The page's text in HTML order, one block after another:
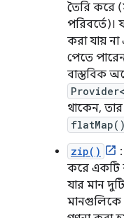
তৈরি করে
পরিবর্তে)।
করা যায়
পেতে
বাস্তবিক
থাকেন,
flatMap()
zip()
করে একটি
যার মান
মানগুলিকে